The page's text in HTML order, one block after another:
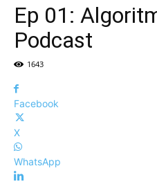
Ep 01:
Podcast
1643
Facebook
X
WhatsApp